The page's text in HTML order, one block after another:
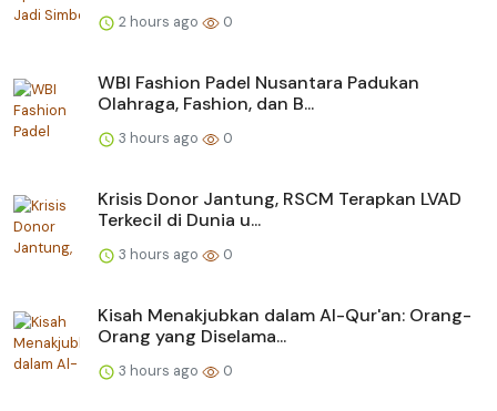
2 hours ago 0
WBI Fashion Padel Nusantara Padukan
Olahraga, Fashion, dan B...
3 hours ago 0
Krisis Donor Jantung, RSCM Terapkan LVAD
Terkecil di Dunia u...
3 hours ago 0
Kisah Menakjubkan dalam Al-Qur'an: Orang-
Orang yang Diselama...
3 hours ago 0